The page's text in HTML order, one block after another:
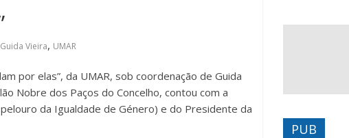
Guida Vieira, UMAR
por elas”, da UMAR, sob coordenação de Guida
Nobre dos Paços do Concelho, contou com a
da Igualdade de Género) e do Presidente da
PUB